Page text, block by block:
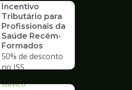
Incentivo
Tributário para
Profissionais da
Saúde Recém-
Formados
50% de desconto
no ISS
SERVICO